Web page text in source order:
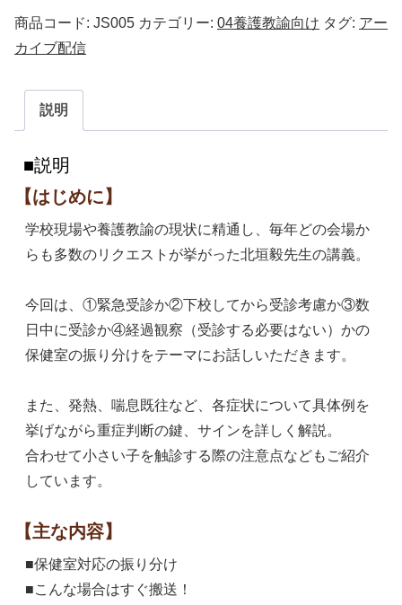
商品コード: JS005 カテゴリー: 04養護教諭向け タグ: アー
カイブ配信
説明
説明
【はじめに】
学校現場や養護教諭の現状に精通し、毎年どの会場か
らも多数のリクエストが挙がった北垣毅先生の講義。
今回は、①緊急受診か②下校してから受診考慮か③数
日中に受診か④経過観察（受診する必要はない）かの
保健室の振り分けをテーマにお話しいただきます。
また、発熱、喘息既往など、各症状について具体例を
挙げながら重症判断の鍵、サインを詳しく解説。
合わせて小さい子を触診する際の注意点などもご紹介
しています。
【主な内容】
■保健室対応の振り分け
■こんな場合はすぐ搬送！